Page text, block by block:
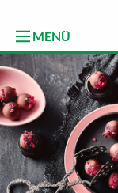
MENÜ